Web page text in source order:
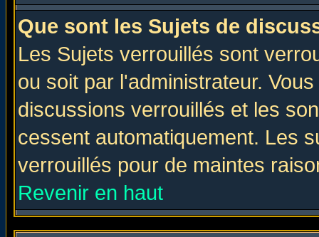
Que sont les Sujets de
Les Sujets verrouillés sont
ou soit par l'administrateur.
discussions verrouillés et les
cessent automatiquement. Les
verrouillés pour de maintes
Revenir en haut